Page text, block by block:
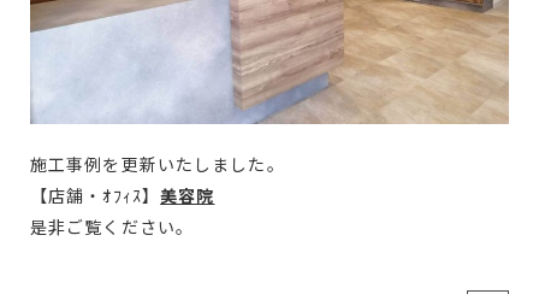
施工事例を更新いたしました。
【店舗・ｵﾌｨｽ】美容院
是非ご覧ください。